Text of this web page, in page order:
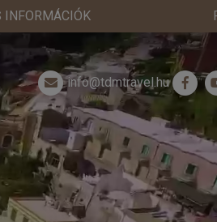
INFORMÁCIÓK
info@tdmtravel.hu